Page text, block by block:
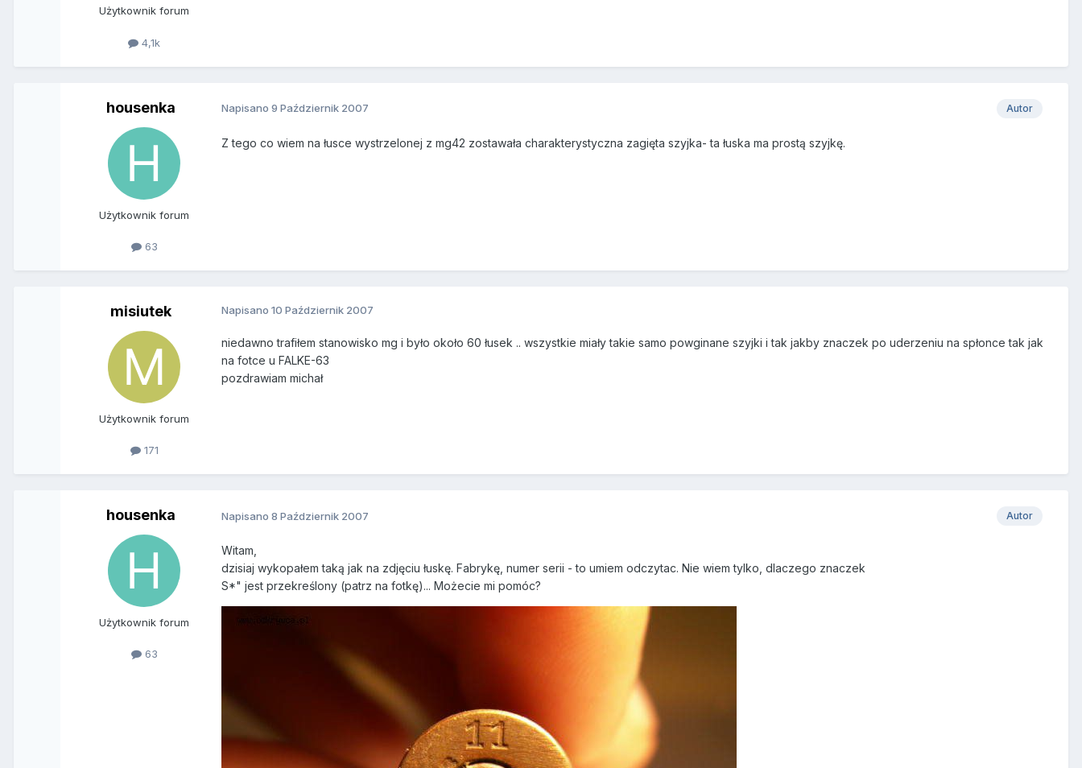
Użytkownik forum
4,1k
housenka
Użytkownik forum
63
Autor
Napisano9 Październik 2007
Z tego co wiem na łusce wystrzelonej z mg42 zostawała charakterystyczna zagięta szyjka- ta łuska ma prostą szyjkę.
misiutek
Użytkownik forum
171
Napisano10 Październik 2007
niedawno trafiłem stanowisko mg i było około 60 łusek .. wszystkie miały takie samo powginane szyjki i tak jakby znaczek po uderzeniu na spłonce tak jak
na fotce u FALKE-63
pozdrawiam michał
housenka
Użytkownik forum
63
Autor
Napisano8 Październik 2007
Witam,
dzisiaj wykopałem taką jak na zdjęciu łuskę. Fabrykę, numer serii - to umiem odczytac. Nie wiem tylko, dlaczego znaczek
S*" jest przekreślony (patrz na fotkę)... Możecie mi pomóc?